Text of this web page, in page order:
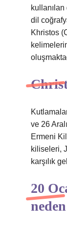
dil
Khristos
ve 26
Ermeni
kiliseleri,
karşılık
20